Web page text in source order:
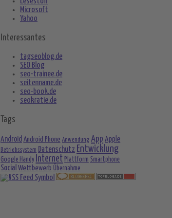
Microsoft
Yahoo
Interessantes
tagseoblog.de
SEO Blog
seo-trainee.de
seitenname.de
seo-book.de
seokratie.de
Tags
Android Android Phone Anwendung App Apple
Betriebssystem Datenschutz Entwicklung
Google Handy Internet Plattform Smartphone
Social Wettbewerb Übernahme